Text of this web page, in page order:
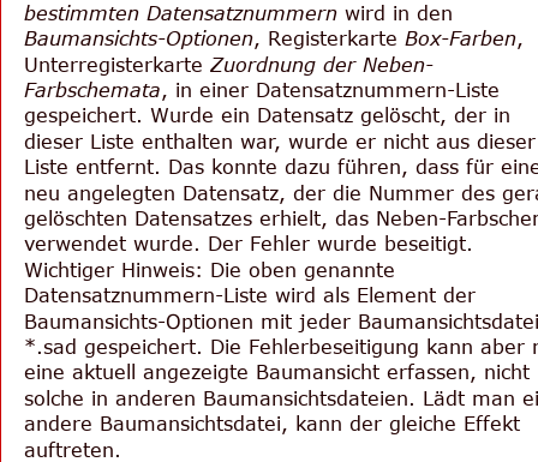
bestimmten Datensatznummern wird in den
Baumansichts-Optionen, Registerkarte Box-Farben,
Unterregisterkarte Zuordnung der Neben-
Farbschemata, in einer Datensatznummern-Liste
gespeichert. Wurde ein Datensatz gelöscht, der in
dieser Liste enthalten war, wurde er nicht aus
Liste entfernt. Das konnte dazu führen, dass für
neu angelegten Datensatz, der die Nummer des
gelöschten Datensatzes erhielt, das Neben-
verwendet wurde. Der Fehler wurde beseitigt.
Wichtiger Hinweis: Die oben genannte
Datensatznummern-Liste wird als Element der
Baumansichts-Optionen mit jeder
*.sad gespeichert. Die Fehlerbeseitigung kann aber
eine aktuell angezeigte Baumansicht erfassen, nicht
solche in anderen Baumansichtsdateien. Lädt man
andere Baumansichtsdatei, kann der gleiche Effekt
auftreten.